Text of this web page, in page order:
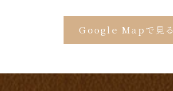
Google Mapで見る